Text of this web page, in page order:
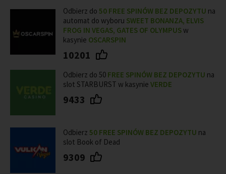
Odbierz do 50 FREE SPINÓW BEZ DEPOZYTU na
automat do wyboru SWEET BONANZA, ELVIS
FROG IN VEGAS, GATES OF OLYMPUS w
kasynie OSCARSPIN
10201
Odbierz do 50 FREE SPINÓW BEZ DEPOZYTU na
slot STARBURST w kasynie VERDE
9433
Odbierz 50 FREE SPINÓW BEZ DEPOZYTU na
slot Book of Dead
9309